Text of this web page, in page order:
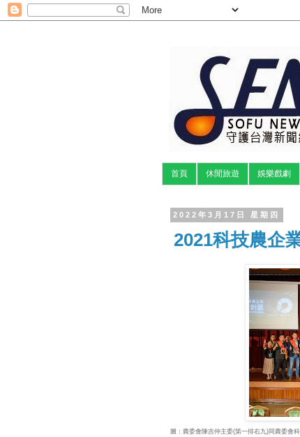
首頁 休閒旅遊 娛樂戲劇
2022年3月17日 星期四
2021科技農企
圖：農委會陳吉仲主委(第一排右九)同農委會